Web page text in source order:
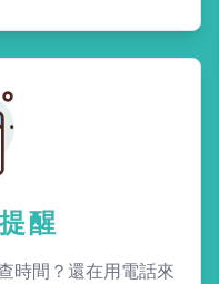
醒
時間？還在用電話來